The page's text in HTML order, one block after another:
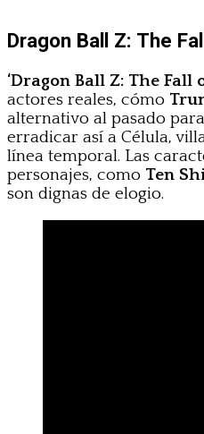
Dragon Ball Z: The
‘Dragon Ball Z: The Fall
actores reales, cómo
alternativo al pasado
erradicar así a Célula,
línea temporal. Las
personajes, como Ten
son dignas de elogio.